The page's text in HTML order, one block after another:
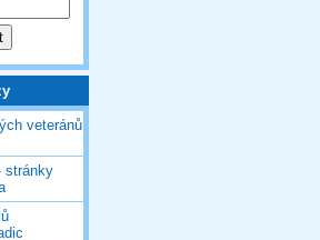
veteránů
stránky